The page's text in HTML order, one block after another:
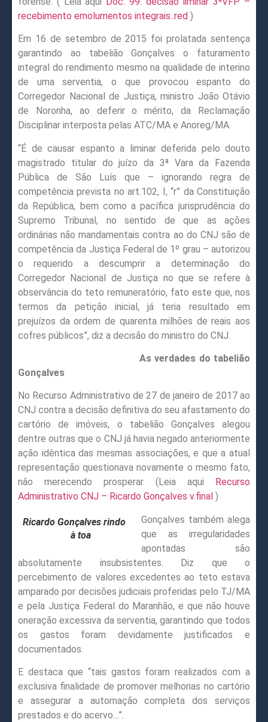
recebimento emolumentos integrais..red )
Em 16 de setembro de 2015 foi prolatada sentença
garantindo ao tabelião Gonçalves o faturamento
integral do rendimento mesmo na qualidade de interino
de uma serventia, o que provocou espanto do
Corregedor Nacional de Justiça, ministro João Otávio
de Noronha, ao deferir o mérito, da Reclamação
Disciplinar interposta pelas ATC/MA e Anoreg/MA.
“É de causar espanto a liminar deferida pelo douto
magistrado titular do juízo da 3ª Vara da Fazenda
Pública de São Luís que – ignorando regra de
competência prevista no art.102, I, “r” da Constituição
da República, bem como a pacífica jurisprudência do
Supremo Tribunal, no sentido de que as ações
ordinárias não mandamentais contra ao do CNJ são de
competência da Justiça Federal de 1º grau – autorizou
o requerido a descumprir a determinação do
Corregedor Nacional de Justiça no que se refere à
observância do teto remuneratório, fato este que, nos
termos da petição inicial, já teria resultado em
prejuízos da ordem de quarenta milhões de reais aos
cofres públicos”, diz a decisão do ministro do CNJ.
As verdades do tabelião
Gonçalves
No Recurso Administrativo de 27 de janeiro de 2017 ao
CNJ contra a decisão definitiva do seu afastamento do
cartório de imóveis, o tabelião Gonçalves alegou
dentre outras que o CNJ já havia negado anteriormente
ação idêntica das mesmas associações, e que a atual
representação questionava novamente o mesmo fato,
não merecendo prosperar. (Leia aqui
Recurso
Administrativo CNJ – Ricardo Gonçalves v.final )
Ricardo Gonçalves rindo
à toa
Gonçalves também alega
que as irregularidades
apontadas são
absolutamente insubsistentes. Diz que o
percebimento de valores excedentes ao teto estava
amparado por decisões judiciais proferidas pelo TJ/MA
e pela Justiça Federal do Maranhão, e que não houve
oneração excessiva da serventia, garantindo que todos
os gastos foram devidamente justificados e
documentados.
E destaca que “tais gastos foram realizados com a
exclusiva finalidade de promover melhorias no cartório
e assegurar a automação completa dos serviços
prestados e do acervo…”.